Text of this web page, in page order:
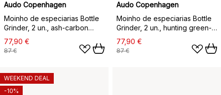
Audo Copenhagen
Moinho de especiarias Bottle
Grinder, 2 un., ash-carbon
(tampa de madeira de freixo)
77,90 €
87 €
Audo Copenhagen
Moinho de especiarias Bottle
Grinder, 2 un., hunting green-
beige (nogueira)
77,90 €
87 €
WEEKEND DEAL
-10%